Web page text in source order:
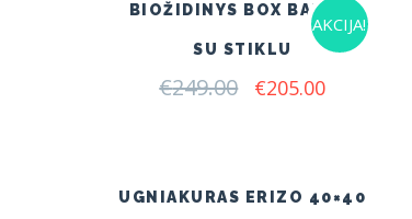
AKCIJA!
BIOŽIDINYS BOX BALTAS
SU STIKLU
€249.00 Original
€205.00Current
UGNIAKURAS ERIZO 40×40